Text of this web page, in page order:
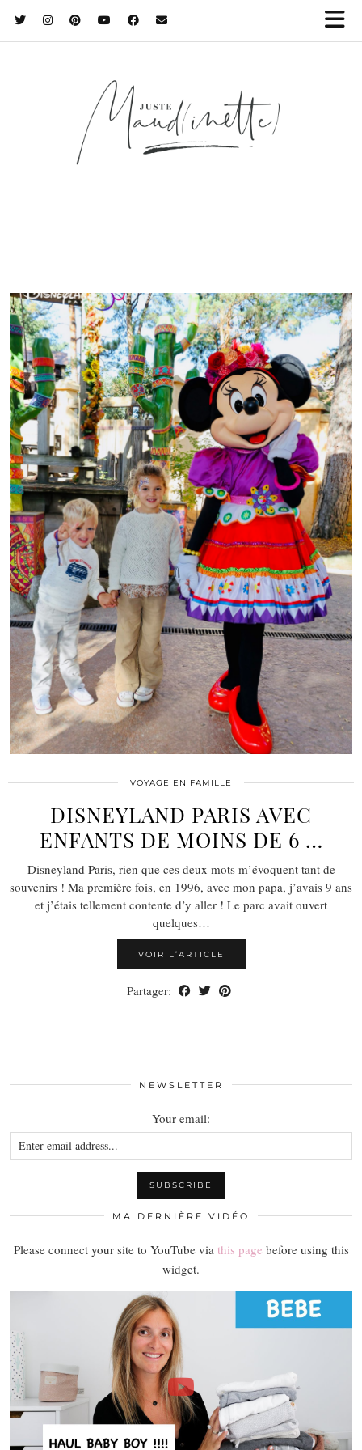
VOYAGE EN FAMILLE
DISNEYLAND PARIS AVEC
ENFANTS DE MOINS DE 6 …
Disneyland Paris, rien que ces deux mots m’évoquent tant de
souvenirs ! Ma première fois, en 1996, avec mon papa, j’avais 9 ans
et j’étais tellement contente d’y aller ! Le parc avait ouvert
quelques…
VOIR L’ARTICLE
Partager:
NEWSLETTER
Your email:
MA DERNIÈRE VIDÉO
Please connect your site to YouTube via this page before using this
widget.